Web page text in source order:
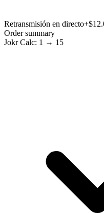
Retransmisión en directo
Order summary
Jokr Calc: 1 → 15